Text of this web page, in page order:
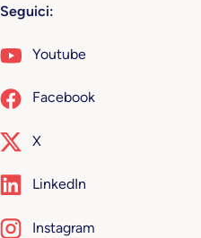
Seguici:
Youtube
Facebook
X
LinkedIn
Instagram